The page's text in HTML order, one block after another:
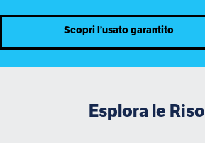
Scopri l’usato garantito
Esplora le